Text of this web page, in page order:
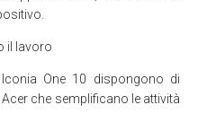
il lavoro
One 10 dispongono di
che semplificano le attività